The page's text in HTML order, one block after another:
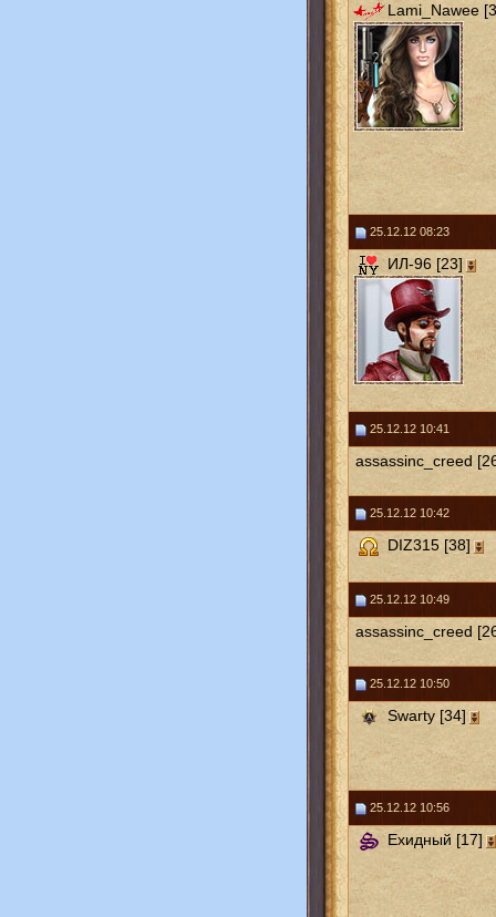
Lami_Nawee
25.12.12 08:23
ИЛ-96 [23]
25.12.12 10:41
assassinc_creed
25.12.12 10:42
DIZ315 [38]
25.12.12 10:49
assassinc_creed
25.12.12 10:50
Swarty [34]
25.12.12 10:56
Ехидный [17]